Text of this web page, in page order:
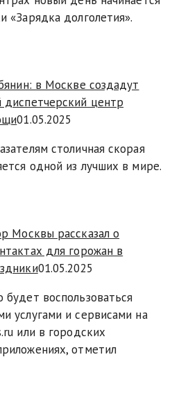
«Зарядка долголетия».
в Москве создадут
диспетчерский центр
01.05.2025
столичная скорая
одной из лучших в мире.
Москвы рассказал о
для горожан в
01.05.2025
воспользоваться
услугами и сервисами на
или в городских
отметил